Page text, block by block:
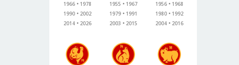
1966
1978
1990
2002
2014
2026
1955
1967
1979
1991
2003
2015
1956
1968
1980
1992
2004
2016